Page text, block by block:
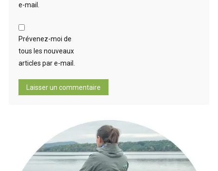
e-mail.
Prévenez-moi de
tous les nouveaux
articles par e-mail.